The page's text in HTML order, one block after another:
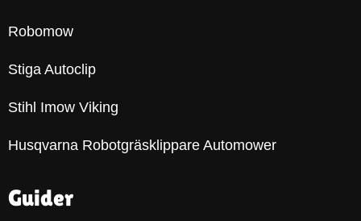
Robomow
Stiga Autoclip
Stihl Imow Viking
Husqvarna Robotgräsklippare Automower
Guider